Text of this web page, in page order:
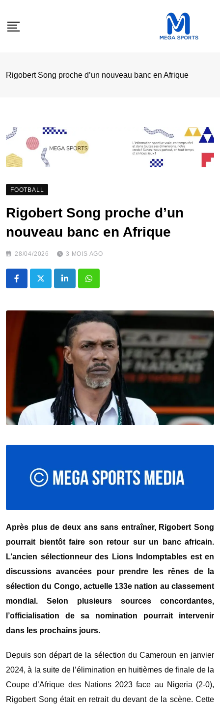
Rigobert Song proche d’un nouveau banc en Afrique
FOOTBALL
Rigobert Song proche d’un
nouveau banc en Afrique
28/04/2026 3 MOIS AGO
LinkedInWhatsapp
Après plus de deux ans sans entraîner, Rigobert Song
pourrait bientôt faire son retour sur un banc africain.
L’ancien sélectionneur des Lions Indomptables est en
discussions avancées pour prendre les rênes de la
sélection du Congo, actuelle 133e nation au classement
mondial. Selon plusieurs sources concordantes,
l’officialisation de sa nomination pourrait intervenir
dans les prochains jours.
Depuis son départ de la sélection duCameroun en janvier
2024, à la suite de l’élimination en huitièmes de finale de la
Coupe d’Afrique des Nations 2023 face au Nigeria (2-0),
Rigobert Song était en retrait du devant de la scène. Cette